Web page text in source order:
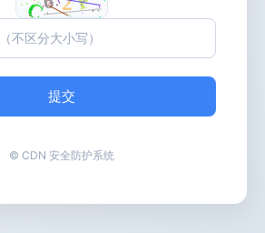
提交
© CDN 安全防护系统